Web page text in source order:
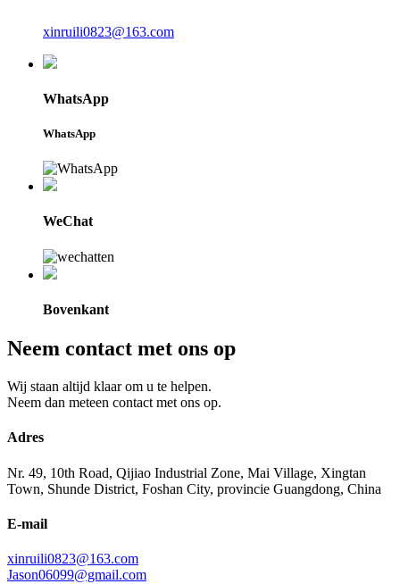
xinruili0823@163.com
WhatsApp
WhatsApp
WeChat
Bovenkant
Neem contact met ons op
Wij staan ​​altijd klaar om u te helpen.
Neem dan meteen contact met ons op.
Adres
Nr. 49, 10th Road, Qijiao Industrial Zone, Mai Village, Xingtan
Town, Shunde District, Foshan City, provincie Guangdong, China
E-mail
xinruili0823@163.com
Jason06099@gmail.com